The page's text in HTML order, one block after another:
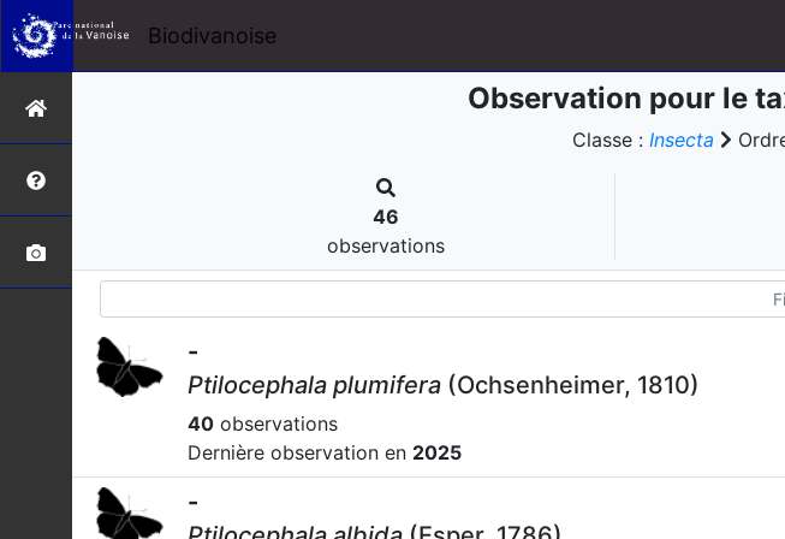
Biodivanoise
Observation pour le
Classe : Insecta
46
observations
-
Ptilocephala plumifera (Ochsenheimer, 1810)
40 observations
Dernière observation en 2025
-